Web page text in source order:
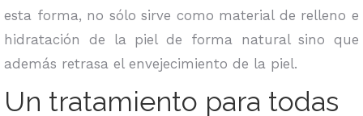
esta forma, no sólo sirve como material de relleno e
hidratación de la piel de forma natural sino que
además retrasa el envejecimiento de la piel.
Un tratamiento para todas